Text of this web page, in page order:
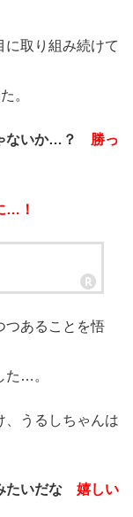
に取り組み続けて
。
ないか…？ 勝っ
…！
つあることを悟
た…。
、うるしちゃんは
たいだな 嬉しい